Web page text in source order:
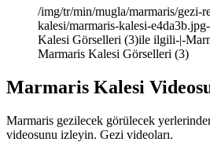
/img/tr/min/mugla/marmaris/gezi-
kalesi/marmaris-kalesi-
Kalesi Görselleri (3)ile ilgili-|-
Marmaris Kalesi Görselleri (3)
Marmaris Kalesi
Marmaris gezilecek görülecek
videosunu izleyin. Gezi videoları.